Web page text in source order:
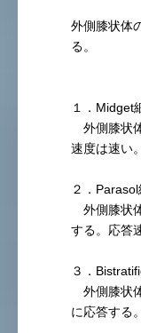
外側膝状体
る。
１．Midget
外側膝状
速度は速い。
２．Parasol
外側膝状
する。応答
３．
外側膝状
に応答する